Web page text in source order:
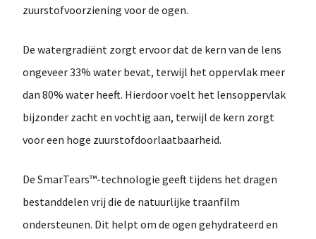
zuurstofvoorziening voor de ogen.
De watergradiënt zorgt ervoor dat de kern van de lens
ongeveer33% water bevat, terwijl het oppervlak meer
dan 80% water heeft. Hierdoor voelt het lensoppervlak
bijzonder zacht en vochtig aan, terwijl de kern zorgt
voor een hoge zuurstofdoorlaatbaarheid.
De SmarTears™-technologie geeft tijdens het dragen
bestanddelen vrij die de natuurlijke traanfilm
ondersteunen. Dit helpt om de ogen gehydrateerd en